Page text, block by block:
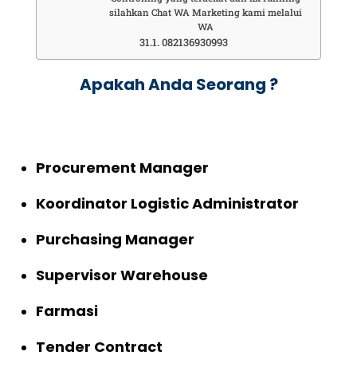
silahkan Chat WA Marketing kami melalui
WA
082136930993
Apakah Anda Seorang ?
Procurement Manager
Koordinator Logistic Administrator
Purchasing Manager
Supervisor Warehouse
Farmasi
Tender Contract